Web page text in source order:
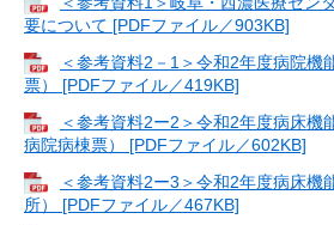
要について [PDFファイル／903KB]
＜参考資料2－1＞令和2年度病院機
票） [PDFファイル／419KB]
＜参考資料2ー2＞令和2年度病床機
病院病棟票） [PDFファイル／602KB]
＜参考資料2ー3＞令和2年度病床機
所） [PDFファイル／467KB]